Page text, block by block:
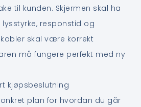
til kunden. Skjermen skal ha
responstid og
skal være korrekt
må fungere perfekt med ny
kjøpsbeslutning
plan for hvordan du går